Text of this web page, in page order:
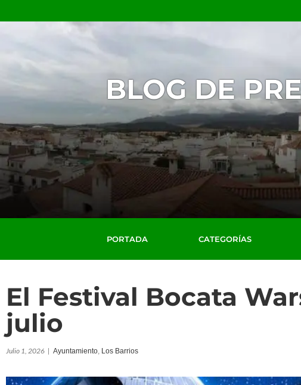
BLOG DE
PORTADA CATEGORÍAS
El Festival Bocata
julio
Julio 1, 2026 | Ayuntamiento, Los Barrios